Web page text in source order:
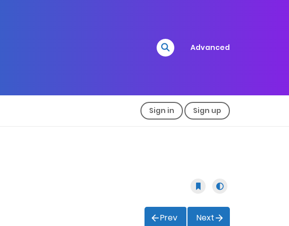
Advanced
Sign in Sign up
Prev Next